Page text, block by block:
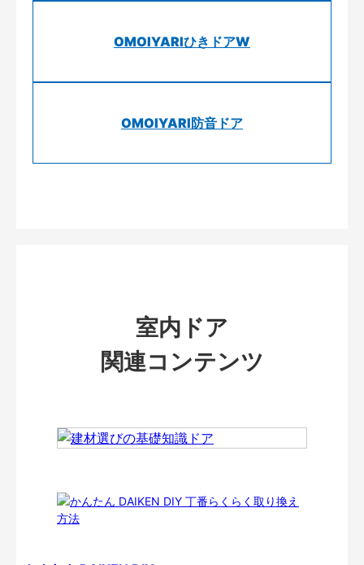
OMOIYARIひきドアW
OMOIYARI防音ドア
室内ドア
関連コンテンツ